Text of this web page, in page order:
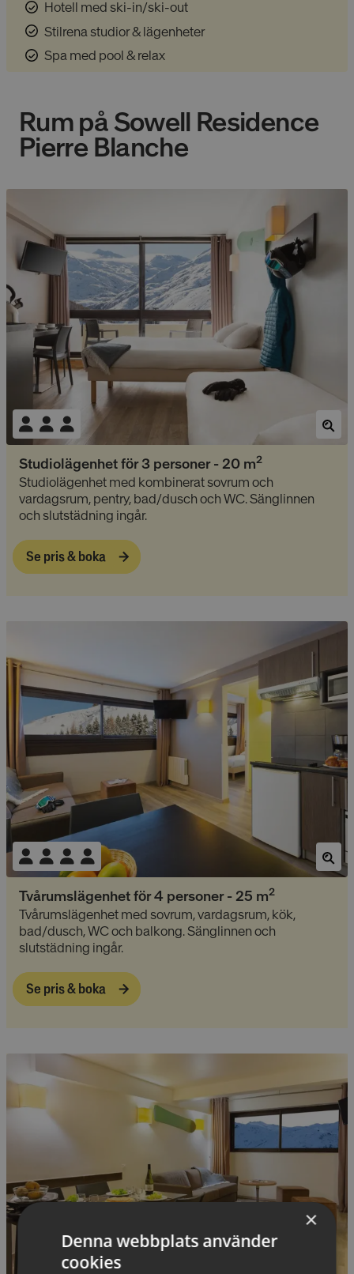
Hotell med ski-in/ski-out
Stilrena studior & lägenheter
Spa med pool & relax
Rum påSowell Residence
Pierre Blanche
Studiolägenhet för 3 personer - 20 m2
Studiolägenhet med kombinerat sovrum och
vardagsrum, pentry, bad/dusch och WC. Sänglinnen
och slutstädning ingår.
Se pris & boka
Tvårumslägenhet för 4 personer - 25 m2
Tvårumslägenhet med sovrum, vardagsrum, kök,
bad/dusch, WC och balkong. Sänglinnen och
slutstädning ingår.
Se pris & boka
×
Denna webbplats använder
cookies